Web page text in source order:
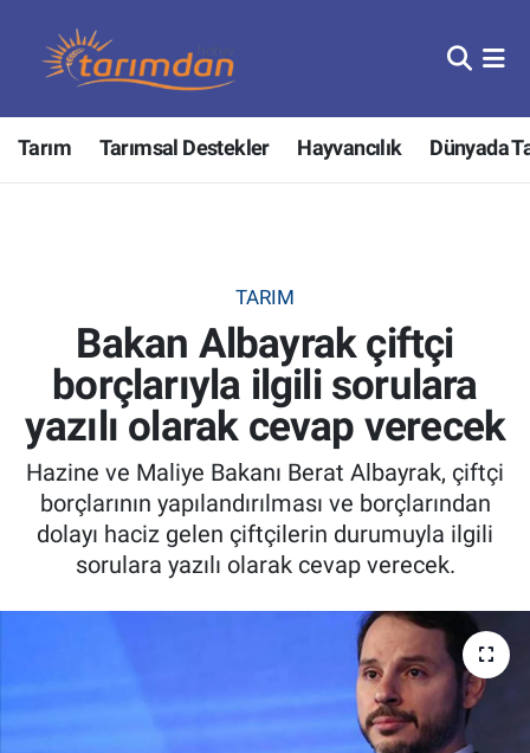
Tarım Tarımsal Destekler Hayvancılık Dünyada
TARIM
Bakan Albayrak çiftçi
borçlarıyla ilgili sorulara
yazılı olarak cevap verecek
Hazine ve Maliye Bakanı Berat Albayrak, çiftçi
borçlarının yapılandırılması ve borçlarından
dolayı haciz gelen çiftçilerin durumuyla ilgili
sorulara yazılı olarak cevap verecek.
Tarım
Hayvancılık
Tarımsal Destekler
Tarım Bakanlığı
Tarım Kredi Kooperatifleri
Pankobirlik
Nöbetçi Eczaneler
Hava Durumu
Tüm Manşetler
Son Dakika Haberleri